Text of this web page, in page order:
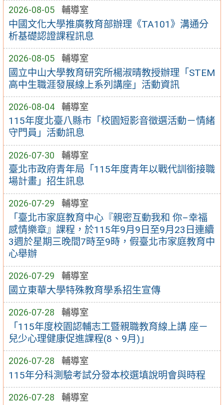
2026-08-05 輔導室
中國文化大學推廣教育部辦理《TA101》溝通分
析基礎認證課程訊息
2026-08-05 輔導室
國立中山大學教育研究所楊淑晴教授辦理「STEM
高中生職涯發展線上系列講座」活動資訊
2026-08-04 輔導室
115年度北臺八縣市「校園短影音徵選活動－情緒
守門員」活動訊息
2026-07-30 輔導室
臺北市政府青年局「115年度青年以戰代訓銜接職
場計畫」招生訊息
2026-07-29 輔導室
「臺北市家庭教育中心『親密互動我和 你–幸福
感情樂章』課程，於115年9月9日至9月23日連續
3週於星期三晚間7時至9時，假臺北市家庭教育中
心舉辦
2026-07-29 輔導室
國立東華大學特殊教育學系招生宣傳
2026-07-28 輔導室
「115年度校園認輔志工暨親職教育線上講 座－
兒少心理健康促進課程(8、9月)」
2026-07-28 輔導室
115年分科測驗考試分發本校選填說明會與時程
2026-07-28 輔導室